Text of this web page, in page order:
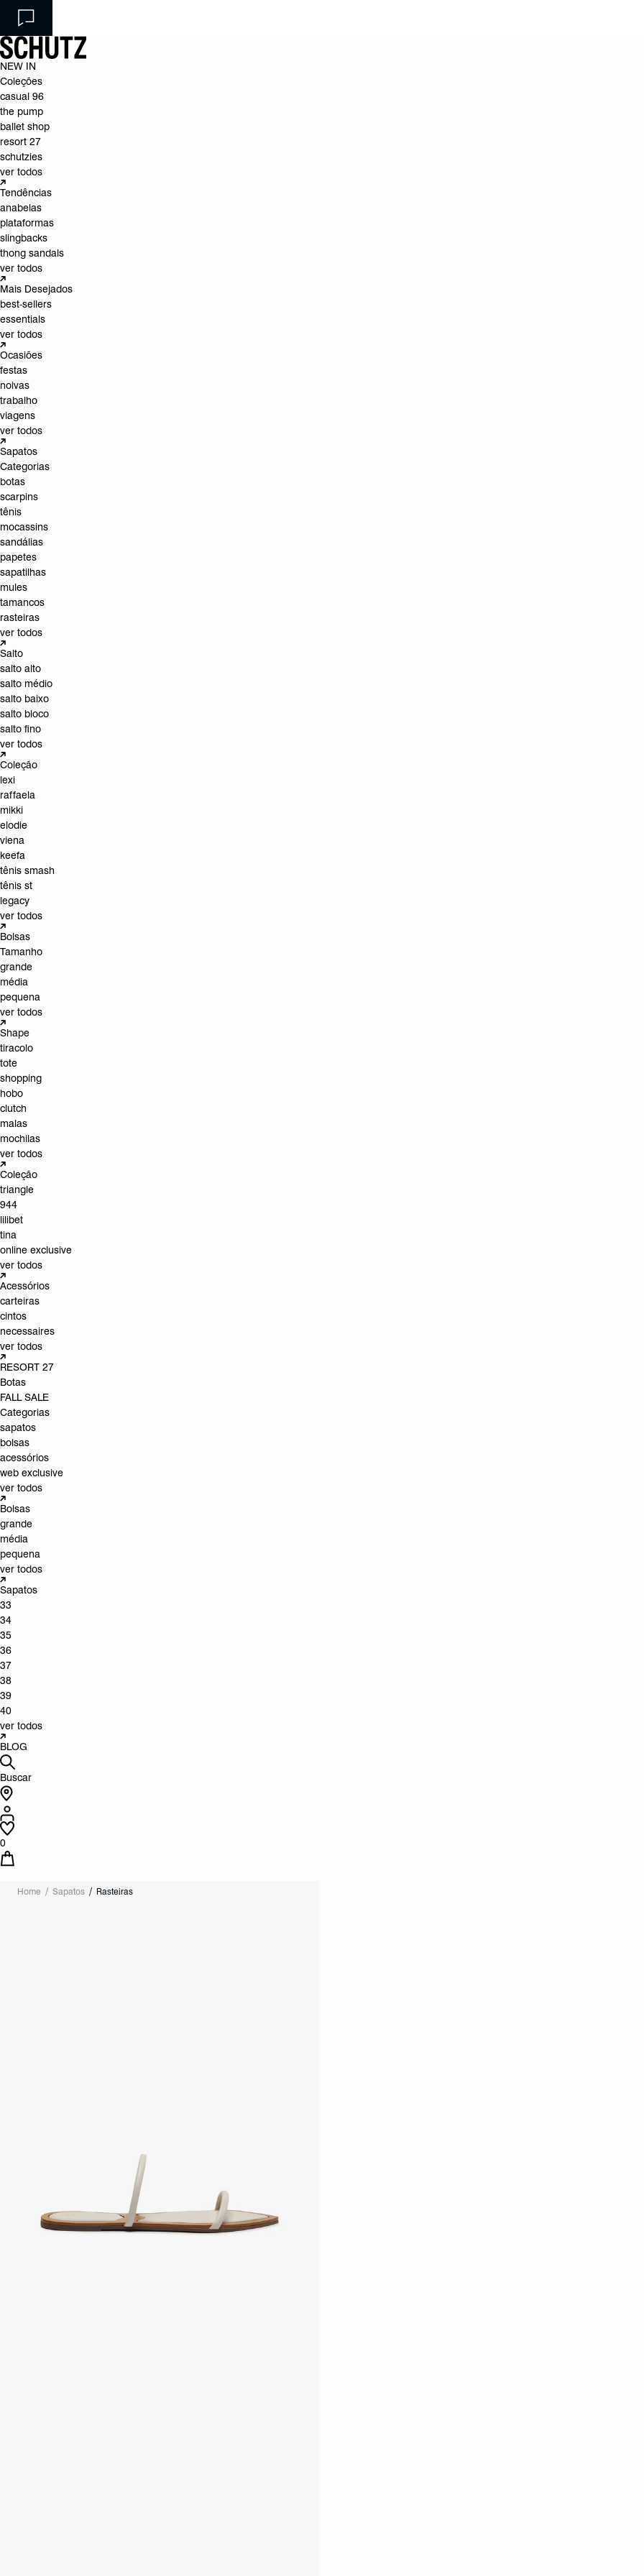
NEW IN
Coleções
casual 96
the pump
ballet shop
resort 27
schutzies
ver todos
Tendências
anabelas
plataformas
slingbacks
thong sandals
ver todos
Mais Desejados
best-sellers
essentials
ver todos
Ocasiões
festas
noivas
trabalho
viagens
ver todos
Sapatos
Categorias
botas
scarpins
tênis
mocassins
sandálias
papetes
sapatilhas
mules
tamancos
rasteiras
ver todos
Salto
salto alto
salto médio
salto baixo
salto bloco
salto fino
ver todos
Coleção
lexi
raffaela
mikki
elodie
viena
keefa
tênis smash
tênis st
legacy
ver todos
Bolsas
Tamanho
grande
média
pequena
ver todos
Shape
tiracolo
tote
shopping
hobo
clutch
malas
mochilas
ver todos
Coleção
triangle
944
lilibet
tina
online exclusive
ver todos
Acessórios
carteiras
cintos
necessaires
ver todos
RESORT 27
Botas
FALL SALE
Categorias
sapatos
bolsas
acessórios
web exclusive
ver todos
Bolsas
grande
média
pequena
ver todos
Sapatos
33
34
35
36
37
38
39
40
ver todos
BLOG
Buscar
0
Home Sapatos Rasteiras